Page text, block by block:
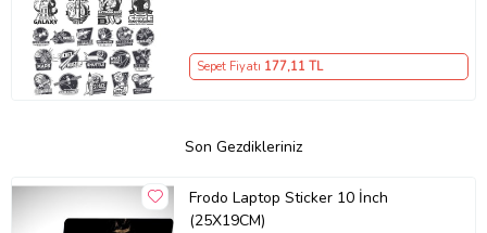
Sepet Fiyatı 177,11 TL
Son Gezdikleriniz
Frodo Laptop Sticker 10 İnch
(25X19CM)